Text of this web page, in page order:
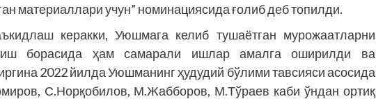
материаллари учун” номинациясида ғолиб деб топилди.
керакки, Уюшмага келиб тушаётган мурожаатларни
борасида ҳам самарали ишлар амалга оширилди ва
2022 йилда Уюшманинг ҳудудий бўлими тавсияси асосида
С.Норқобилов, М.Жабборов, М.Тўраев каби ўндан ортиқ